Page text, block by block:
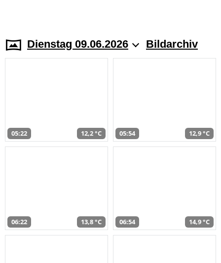
Dienstag 09.06.2026 Bildarchiv
05:22 12,2 °C 05:54 12,9 °C
06:22 13,8 °C 06:54 14,9 °C